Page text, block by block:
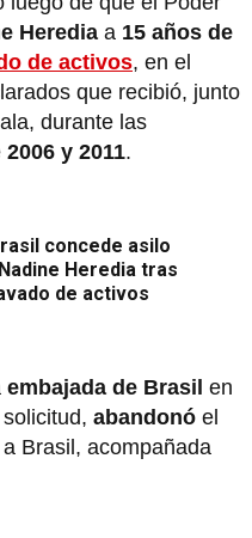
Heredia a 15 años de
de activos, en el
que recibió, junto
durante las
2006 y 2011.
concede asilo
Heredia tras
de activos
embajada de Brasil en
abandonó el
Brasil, acompañada